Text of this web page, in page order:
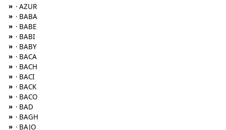
» · AZUR
» · BABA
» · BABE
» · BABI
» · BABY
» · BACA
» · BACH
» · BACI
» · BACK
» · BACO
» · BAD
» · BAGH
» · BAJO